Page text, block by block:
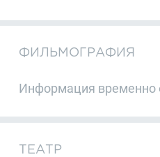
ФИЛЬМОГРАФИЯ
Информация временно
ТЕАТР